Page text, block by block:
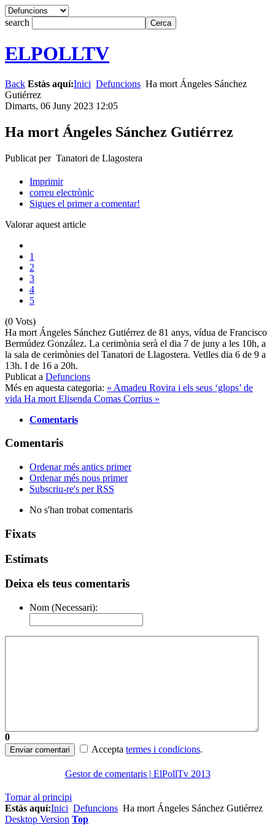
search
ELPOLLTV
Back Estàs aquí:Inici Defuncions Ha mort Ángeles Sánchez
Gutiérrez
Dimarts, 06 Juny 2023 12:05
Ha mort Ángeles Sánchez Gutiérrez
Publicat per Tanatori de Llagostera
Imprimir
correu electrònic
Sigues el primer a comentar!
Valorar aquest article
1
2
3
4
5
(0 Vots)
Ha mort Ángeles Sánchez Gutiérrez de 81 anys, vídua de Francisco
Bermúdez González. La cerimònia serà el dia 7 de juny a les 10h, a
la sala de cerimònies del Tanatori de Llagostera. Vetlles dia 6 de 9 a
13h. I de 16 a 20h.
Publicat a Defuncions
Més en aquesta categoria: « Amadeu Rovira i els seus ‘glops’ de
vida Ha mort Elisenda Comas Corrius »
Comentaris
Comentaris
Ordenar més antics primer
Ordenar més nous primer
Subscriu-re's per RSS
No s'han trobat comentaris
Fixats
Estimats
Deixa els teus comentaris
Nom (Necessari):
0
Enviar comentari Accepta termes i condicions.
Gestor de comentaris | ElPollTv 2013
Tornar al principi
Estàs aquí:Inici Defuncions Ha mort Ángeles Sánchez Gutiérrez
Desktop Version Top